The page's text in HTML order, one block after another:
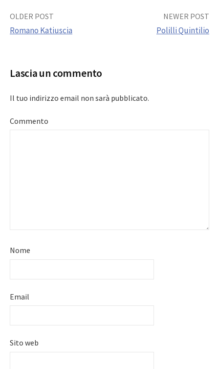
Post
OLDER POST
Romano Katiuscia
NEWER POST
Polilli Quintilio
Lascia un commento
Il tuo indirizzo email non sarà pubblicato.
Commento
Nome
Email
Sito web